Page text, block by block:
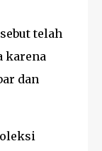
telah
karena
dan